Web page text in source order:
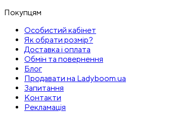
Покупцям
Особистий кабінет
Як обрати розмір?
Доставка і оплата
Обмін та повернення
Блог
Продавати на Ladyboom.ua
Запитання
Контакти
Рекламація